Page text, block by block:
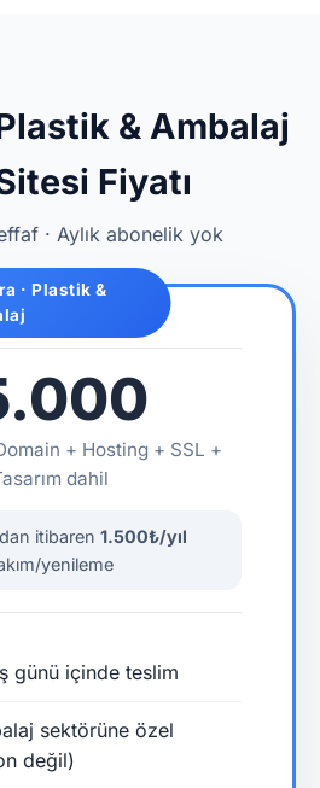
& Ambalaj
Fiyatı
· Aylık abonelik yok
· Plastik &
+ Hosting + SSL +
dahil
itibaren 1.500₺/yıl
yenileme
günü içinde teslim
sektörüne özel
değil)